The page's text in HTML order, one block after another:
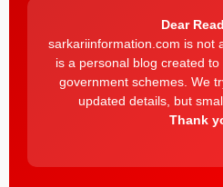
Dear
sarkariinformation.com is not
is a personal blog created
government schemes. We
updated details, but
Thank